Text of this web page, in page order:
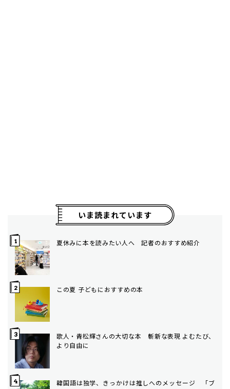
いま読まれています
夏休みに本を読みたい人へ 記者のおすすめ紹介
この夏 子どもにおすすめの本
歌人・青松輝さんの大切な本 斬新な表現 よむたび、
より自由に
韓国語は独学、きっかけは推しへのメッセージ 「ブ